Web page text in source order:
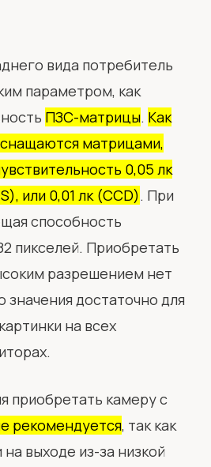
вида потребитель
параметром, как
ПЗС-матрицы. Как
матрицами,
0,05 лк
или 0,01 лк (CCD). При
способность
пикселей. Приобретать
разрешением нет
значения достаточно для
на всех
приобретать камеру с
рекомендуется, так как
на выходе из-за низкой